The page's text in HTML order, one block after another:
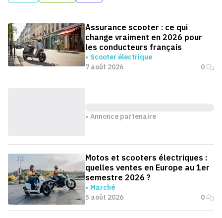
Assurance scooter : ce qui
change vraiment en 2026 pour
les conducteurs français
Scooter électrique
7 août 2026
0
Annonce partenaire
Motos et scooters électriques :
quelles ventes en Europe au 1er
semestre 2026 ?
Marché
5 août 2026
0